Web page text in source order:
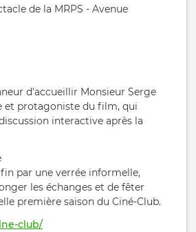
de la MRPS - Avenue
d’accueillir Monsieur Serge
et protagoniste du film, qui
interactive après la
par une verrée informelle,
les échanges et de fêter
première saison du Ciné‑Club.
club/